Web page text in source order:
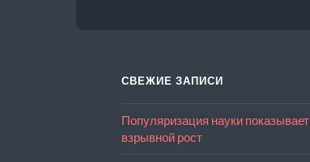
СВЕЖИЕ ЗАПИСИ
Популяризация науки показывает
взрывной рост